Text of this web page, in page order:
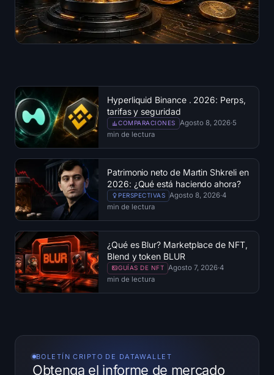
Hyperliquid Binance . 2026: Perps,
tarifas y seguridad
COMPARACIONES Agosto 8, 2026·5
min de lectura
Patrimonio neto de Martin Shkreli en
2026: ¿Qué está haciendo ahora?
PERSPECTIVAS Agosto 8, 2026·4
min de lectura
¿Qué es Blur? Marketplace de NFT,
Blend y token BLUR
GUÍAS DE NFT Agosto 7, 2026·4
min de lectura
BOLETÍN CRIPTO DE DATAWALLET
Obtenga el informe de mercado